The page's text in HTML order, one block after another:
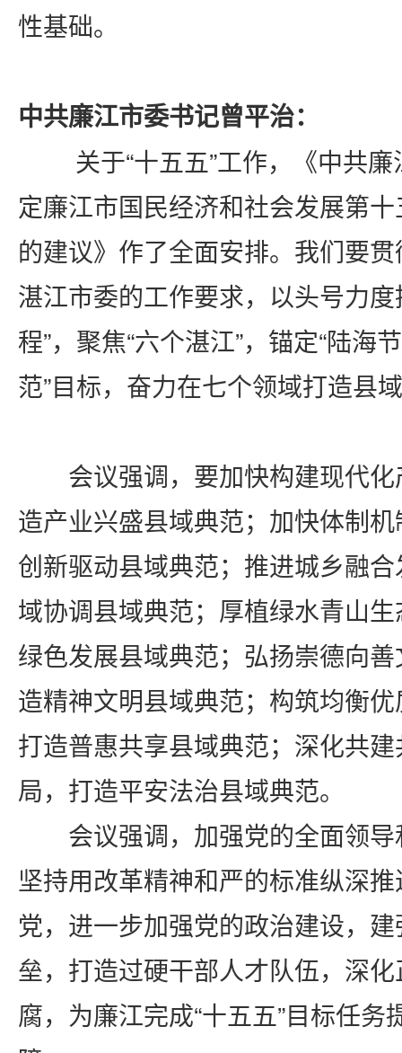
性基础。
中共廉江市委书记曾平治：
关于“十五五”工作，《中共廉
定廉江市国民经济和社会发展第
的建议》作了全面安排。我们要
湛江市委的工作要求，以头号力度
程”，聚焦“六个湛江”，锚定“陆海
范”目标，奋力在七个领域打造县
会议强调，要加快构建现代化
造产业兴盛县域典范；加快体制
创新驱动县域典范；推进城乡融
域协调县域典范；厚植绿水青山
绿色发展县域典范；弘扬崇德向
造精神文明县域典范；构筑均衡
打造普惠共享县域典范；深化共
局，打造平安法治县域典范。
会议强调，加强党的全面领导
坚持用改革精神和严的标准纵深
党，进一步加强党的政治建设，
垒，打造过硬干部人才队伍，深
腐，为廉江完成“十五五”目标任务